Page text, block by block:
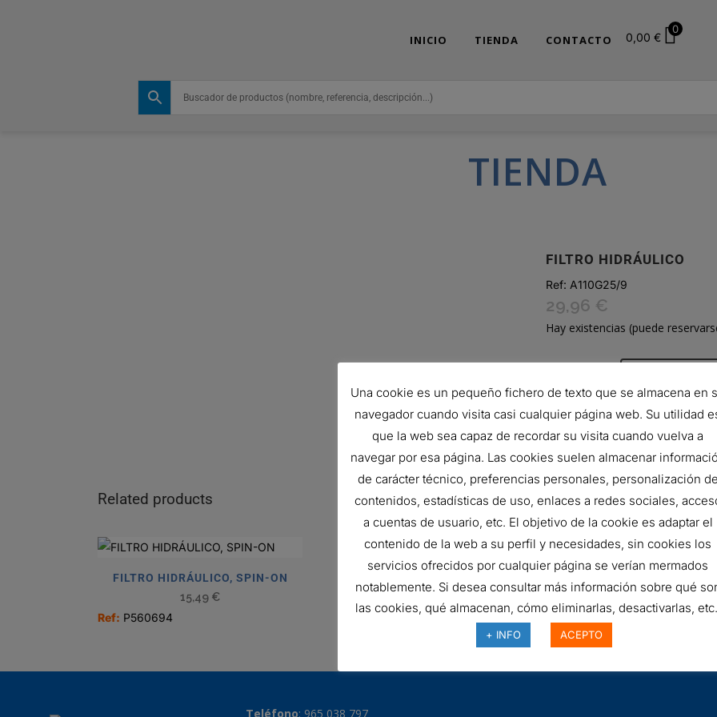
INICIO TIENDA CONTACTO 0,00 €
0
TIENDA
FILTRO HIDRÁULICO
Ref: A110G25/9
29,96 €
Hay existencias (puede
quantity
AÑADIR AL
SKU: A110G25/9
Related products
FILTRO HIDRÁULICO, SPIN-ON
15,49 €
Ref: P560694
Teléfono: 965 038 797
Una cookie es un pequeño fichero de texto que se almacena en
navegador cuando visita casi cualquier página web. Su utilidad
que la web sea capaz de recordar su visita cuando vuelva a
navegar por esa página. Las cookies suelen almacenar
de carácter técnico, preferencias personales, personalización de
contenidos, estadísticas de uso, enlaces a redes sociales,
a cuentas de usuario, etc. El objetivo de la cookie es adaptar el
contenido de la web a su perfil y necesidades, sin cookies los
servicios ofrecidos por cualquier página se verían mermados
notablemente. Si desea consultar más información sobre qué
las cookies, qué almacenan, cómo eliminarlas, desactivarlas,
+ INFO ACEPTO